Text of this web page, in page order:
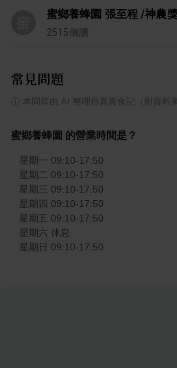
蜜鄉養蜂園 張至程 /神農
2515個讚
常見問題
本問答由 AI 整理自真實食記（附資料
蜜鄉養蜂園 的營業時間是？
星期一 09:10-17:50
星期二 09:10-17:50
星期三 09:10-17:50
星期四 09:10-17:50
星期五 09:10-17:50
星期六 休息
星期日 09:10-17:50